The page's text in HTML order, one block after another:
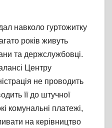
навколо гуртожитку
років живуть
та держслужбовці.
Центру
не проводить
її до штучної
комунальні платежі,
на керівництво